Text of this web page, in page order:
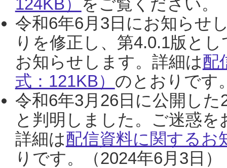
令和6年6月3日にお知らせ
りを修正し、第4.0.1版と
お知らせします。詳細は配
式：121KB） のとおりです
令和6年3月26日に公開し
と判明しました。ご迷惑
詳細は配信資料に関するお
りです。（2024年6月3日）